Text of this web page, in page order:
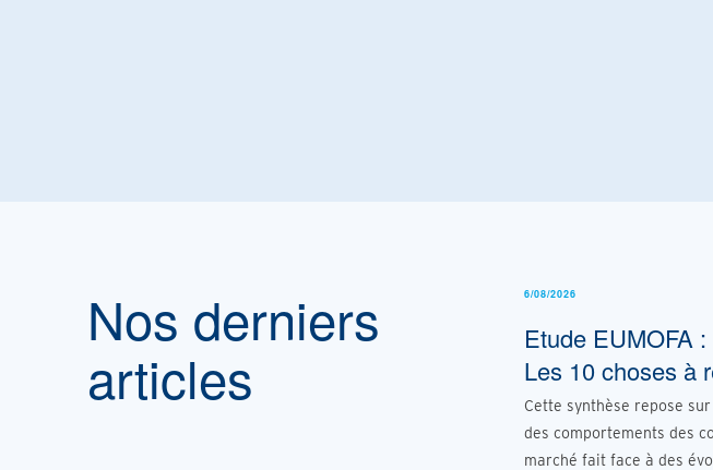
Nos derniers
articles
6/08/2026
Etude EUMOFA
Les 10 choses à
Cette synthèse repose
des comportements des
marché fait face à des